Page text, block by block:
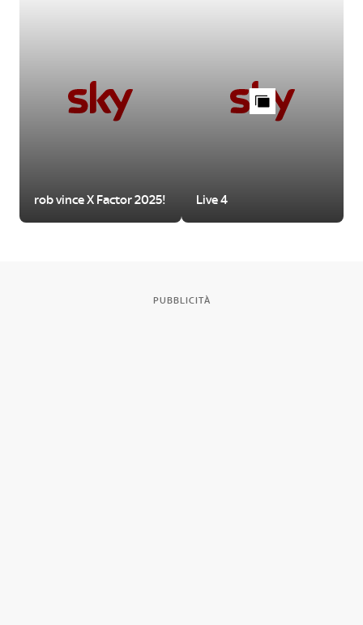
rob vince X Factor 2025! Live 4
PUBBLICITÀ